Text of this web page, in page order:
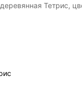
Тетрис,